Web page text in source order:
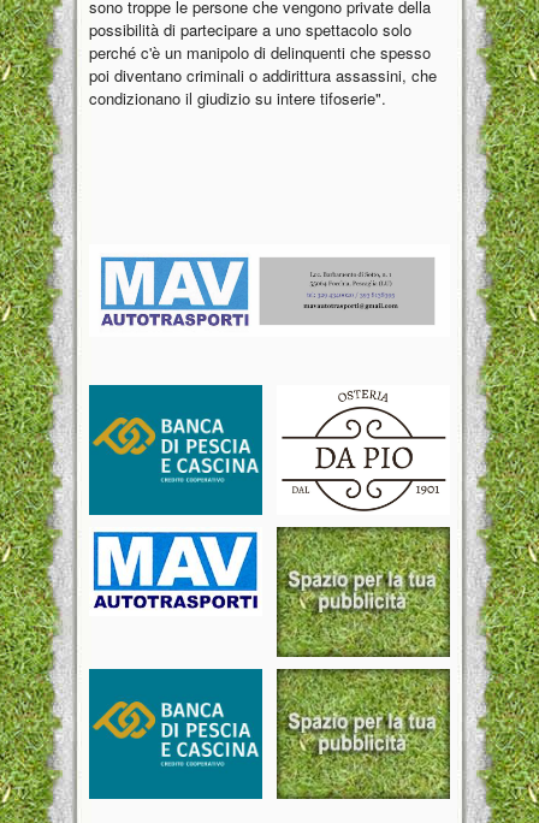
sono troppe le persone che vengono private della
possibilità di partecipare a uno spettacolo solo
perché c'è un manipolo di delinquenti che spesso
poi diventano criminali o addirittura assassini, che
condizionano il giudizio su intere tifoserie".